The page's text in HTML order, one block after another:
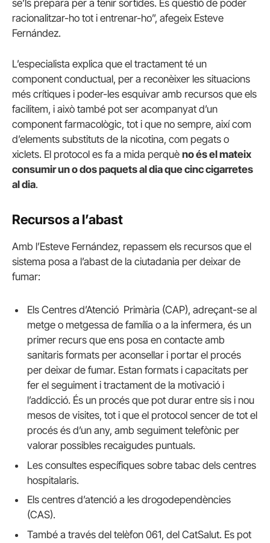
se’ls prepara per a tenir sortides. És qüestió de poder
racionalitzar-ho tot i entrenar-ho”, afegeix Esteve
Fernández.
L’especialista explica que el tractament té un
component conductual, per a reconèixer les situacions
més crítiques i poder-les esquivar amb recursos que els
facilitem, i això també pot ser acompanyat d’un
component farmacològic, tot i que no sempre, així com
d’elements substituts de la nicotina, com pegats o
xiclets. El protocol es fa a mida perquè no és el mateix
consumir un o dos paquets al dia que cinc cigarretes
al dia.
Recursos a l’abast
Amb l’Esteve Fernández, repassem els recursos que el
sistema posa a l’abast de la ciutadania per deixar de
fumar:
Els Centres d’Atenció Primària (CAP), adreçant-se al
metge o metgessa de família o a la infermera, és un
primer recurs que ens posa en contacte amb
sanitaris formats per aconsellar i portar el procés
per deixar de fumar. Estan formats i capacitats per
fer el seguiment i tractament de la motivació i
l’addicció. És un procés que pot durar entre sis i nou
mesos de visites, tot i que el protocol sencer de tot el
procés és d’un any, amb seguiment telefònic per
valorar possibles recaigudes puntuals.
Les consultes específiques sobre tabac dels centres
hospitalaris.
Els centres d’atenció a les drogodependències
(CAS).
També a través del telèfon 061, del CatSalut. Es pot